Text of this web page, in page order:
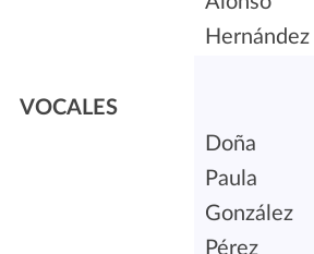
VOCALES
Hernández
Doña
Paula
González
Pérez